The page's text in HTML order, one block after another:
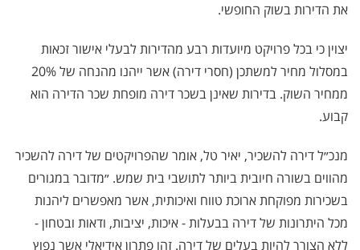
את הדירות בשוק החופשי.
יצוין כי בכל פרויקט מיועדות רבע מהדירות לבעלי אישור זכאות
במסלול מחיר למשתכן (חסרי דירה) אשר ייהנו מהנחה של 20%
ממחיר השוק. בדירות שאינן בשכר דירה מופחת שכר הדירה הוא
קבוע.
מנכ״ל דירה להשכיר, יאיר טל, אומר שהפרויקטים של דירה להשכיר
מהווים בשורה חיובית ביותר לתושבי בית שמש. ״מדובר במגורים
בשכירות מפוקחת ארוכת טווח ואיכותית, אשר מאפשרים ליהנות
מכל היתרונות של דירה בבעלות - איכות, יציבות, ודאות ובטחון -
ללא הצורך להיות בעלים של דירה. זהו פתרון אידיאלי אשר נפוץ